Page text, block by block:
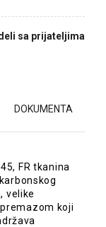
sa prijateljima
DOKUMENTA
FR tkanina
velike
koji